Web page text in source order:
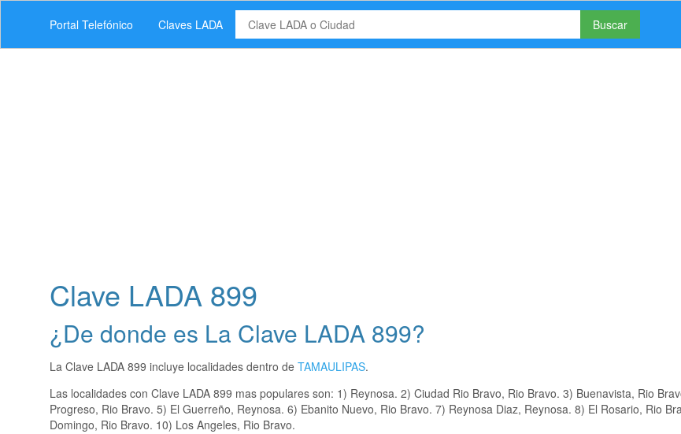
Portal Telefónico Claves LADA Buscar
Clave LADA 899
¿De donde es La Clave LADA 899?
La Clave LADA 899 incluye localidades dentro de TAMAULIPAS.
Las localidades con Clave LADA 899 mas populares son: 1) Reynosa. 2) Ciudad Rio Bravo, Rio Bravo. 3) Buenavista, Rio
Progreso, Rio Bravo. 5) El Guerreño, Reynosa. 6) Ebanito Nuevo, Rio Bravo. 7) Reynosa Diaz, Reynosa. 8) El Rosario, Rio
Domingo, Rio Bravo. 10) Los Angeles, Rio Bravo.